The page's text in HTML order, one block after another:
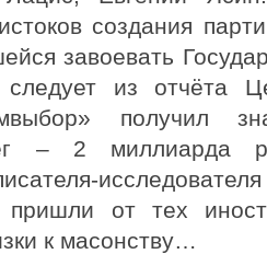
создания
завоевать
из отчёта
получил
– 2 миллиарда
от тех
к масонству…